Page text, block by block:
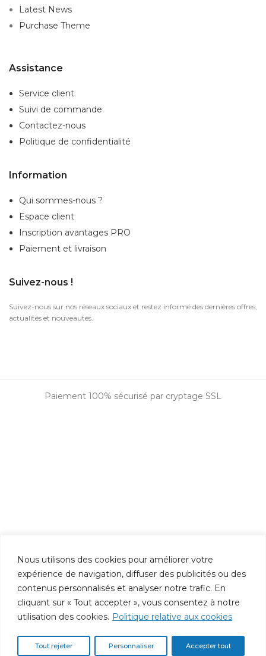
Nous utilisons des cookies pour améliorer votre
expérience de navigation, diffuser des publicités ou des
contenus personnalisés et analyser notre trafic. En
cliquant sur « Tout accepter », vous consentez à notre
utilisation des cookies. Politique relative aux cookies
Personnaliser
Tout rejeter Accepter tout
Latest News
Purchase Theme
Assistance
Service client
Suivi de commande
Contactez-nous
Politique de confidentialité
Information
Qui sommes-nous ?
Espace client
Inscription avantages PRO
Paiement et livraison
Suivez-nous !
Suivez-nous sur nos réseaux sociaux et restez informé des dernières offres,
actualités et nouveautés.
Paiement 100% sécurisé par cryptage SSL